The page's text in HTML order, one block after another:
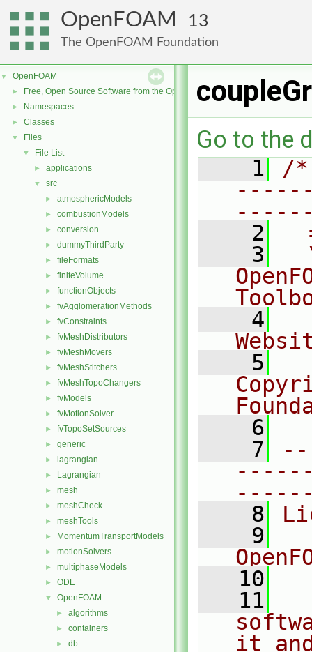
OpenFOAM 13
The OpenFOAM Foundation
▼ OpenFOAM
► Free, Open Source Software from the OpenFOAM Foundation
► Namespaces
► Classes
▼ Files
▼ File List
► applications
▼ src
► atmosphericModels
► combustionModels
► conversion
► dummyThirdParty
► fileFormats
► finiteVolume
► functionObjects
► fvAgglomerationMethods
► fvConstraints
► fvMeshDistributors
► fvMeshMovers
► fvMeshStitchers
► fvMeshTopoChangers
► fvModels
► fvMotionSolver
► fvTopoSetSources
► generic
► lagrangian
► Lagrangian
► mesh
► meshCheck
► meshTools
► MomentumTransportModels
► motionSolvers
► multiphaseModels
► ODE
▼ OpenFOAM
► algorithms
► containers
► db
Go to the
    1
/
    2
    3
    4
    5
    6
    7
    8
    9
   10
   11
it